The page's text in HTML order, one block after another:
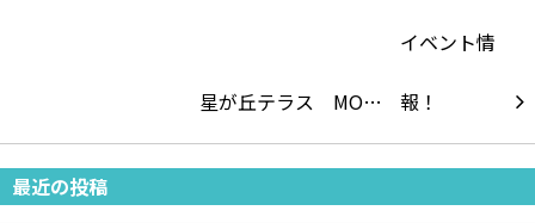
星が丘テラス MO…
最近の投稿